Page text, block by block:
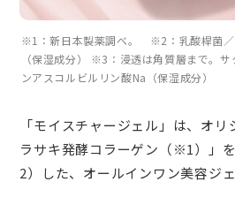
※1：新日本製薬調べ。 ※2：乳酸桿菌／
（保湿成分） ※3：浸透は角質層まで。
ンアスコルビルリン酸Na（保湿成分）
「モイスチャージェル」は、オ
ラサキ発酵コラーゲン（※1）」
2）した、オールインワン美容ジェ